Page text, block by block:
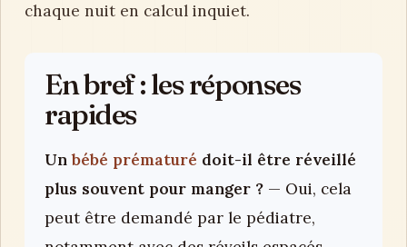
chaque nuit en calcul inquiet.
En bref : les réponses
rapides
Unbébé prématuré doit-il être réveillé
plus souvent pour manger ? — Oui, cela
peut être demandé par le pédiatre,